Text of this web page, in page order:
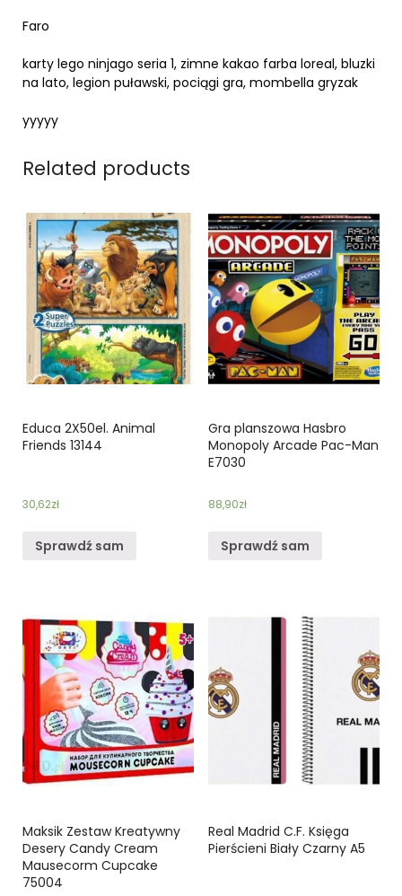
Faro
karty lego ninjago seria 1, zimne kakao farba loreal, bluzki
na lato, legion puławski, pociągi gra, mombella gryzak
yyyyy
Related products
Educa 2X50el. Animal
Friends 13144
30,62zł
Sprawdź sam
Gra planszowa Hasbro
Monopoly Arcade Pac-Man
E7030
88,90zł
Sprawdź sam
Maksik Zestaw Kreatywny
Desery Candy Cream
Mausecorm Cupcake
75004
Real Madrid C.F. Księga
Pierścieni Biały Czarny A5